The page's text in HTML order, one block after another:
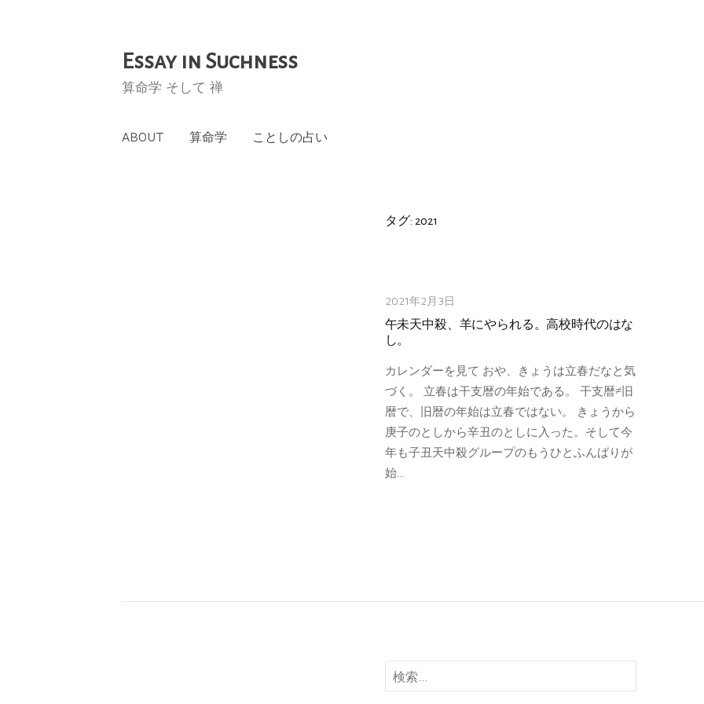
コ
ン
ン
Essay in Suchness
算命学 そして 禅
ABOUT 算命学 ことしの占い
タグ: 2021
2021年2月3日
午未天中殺、羊にやられる。高校時代のはな
し。
カレンダーを見て おや、きょうは立春だなと気
づく。 立春は干支暦の年始である。 干支暦≠旧
暦で、旧暦の年始は立春ではない。 きょうから
庚子のとしから辛丑のとしに入った。そして今
年も子丑天中殺グループのもうひとふんばりが
始...
検
索: